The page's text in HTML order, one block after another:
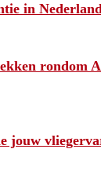
in
rondom
jouw